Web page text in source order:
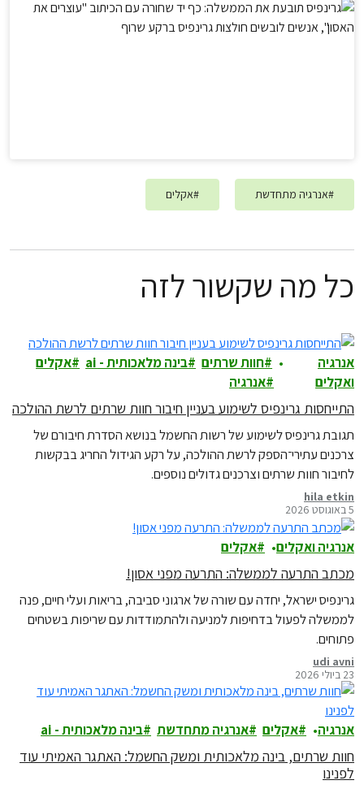
#אנרגיה מתחדשת #אקלים
כל מה שקשור לזה
אנרגיה
ואקלים
חוות שרתים בינה מלאכותית - ai
אקלים
אנרגיה
התייחסות גרינפיס לשימוע בעניין חיבור חוות שרתים לרשת ההולכה
תגובת גרינפיס לשימוע של רשות החשמל בנושא הסדרת חיבורם של
צרכנים עתירי־הספק לרשת ההולכה, על רקע הגידול החריג בבקשות
לחיבור חוות שרתים וצרכנים גדולים נוספים.
hila etkin
5 באוגוסט 2026
אנרגיה ואקלים אקלים
מכתב התרעה לממשלה: התרעה מפני אסון!
גרינפיס ישראל, יחדה עם שורה של ארגוני סביבה, בריאות ועלי חיים, פנה
לממשלה לפעול בדחיפות למניעה ולהתמודדות עם שריפות בשטחים
פתוחים.
udi avni
23 ביולי 2026
אנרגיה אקלים אנרגיה מתחדשת בינה מלאכותית - ai
חוות שרתים, בינה מלאכותית ומשק החשמל: האתגר האמיתי עוד
לפנינו